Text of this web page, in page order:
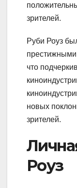
зрителей.
Руби Роуз
престижными
что
новых
зрителей.
Роуз